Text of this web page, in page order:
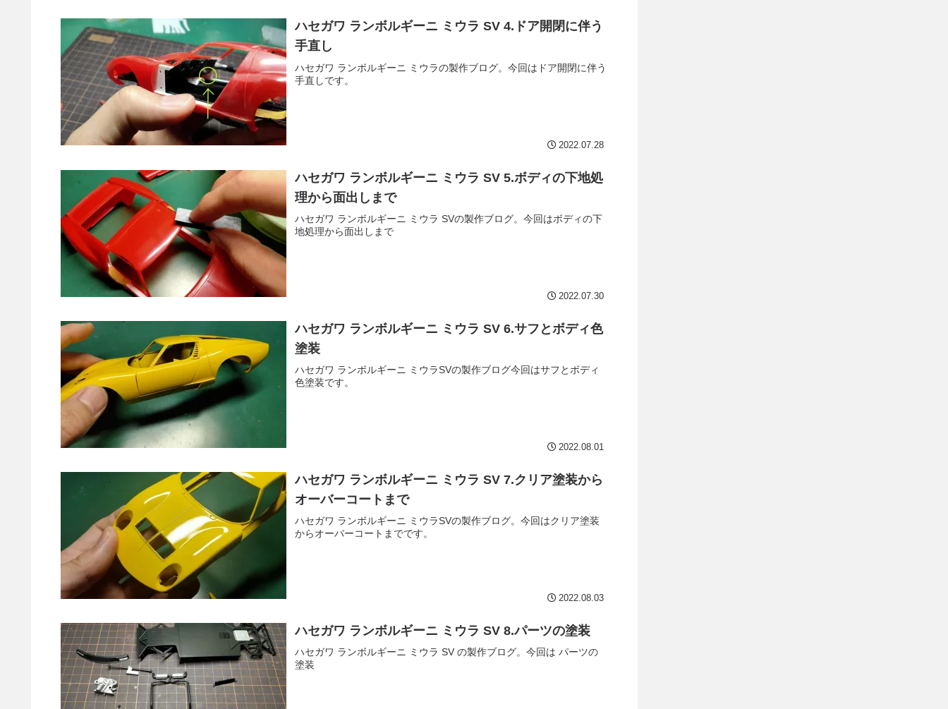
ハセガワ ランボルギーニ ミウラ SV 4.ドア開閉に伴う
手直し
ハセガワ ランボルギーニ ミウラの製作ブログ。今回はドア開閉に伴う
手直しです。
2022.07.28
ハセガワ ランボルギーニ ミウラ SV 5.ボディの下地処
理から面出しまで
ハセガワ ランボルギーニ ミウラ SVの製作ブログ。今回はボディの下
地処理から面出しまで
2022.07.30
ハセガワ ランボルギーニ ミウラ SV 6.サフとボディ色
塗装
ハセガワ ランボルギーニ ミウラSVの製作ブログ今回はサフとボディ
色塗装です。
2022.08.01
ハセガワ ランボルギーニ ミウラ SV 7.クリア塗装から
オーバーコートまで
ハセガワ ランボルギーニ ミウラSVの製作ブログ。今回はクリア塗装
からオーバーコートまでです。
2022.08.03
ハセガワ ランボルギーニ ミウラ SV 8.パーツの塗装
ハセガワ ランボルギーニ ミウラ SV の製作ブログ。今回は パーツの
塗装